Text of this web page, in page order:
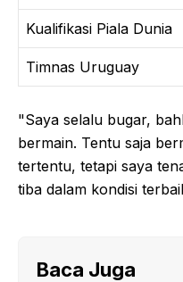
Kualifikasi Piala Dunia
Timnas Uruguay
"Saya selalu bugar,
bermain. Tentu saja
tertentu, tetapi saya
tiba dalam kondisi
Baca Juga